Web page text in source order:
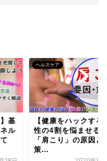
基
ル
ヘルスケア
【健康をハックする
性の4割を悩ませる
「肩こり」の原因と
策...